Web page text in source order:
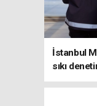
İstanbul
sıkı